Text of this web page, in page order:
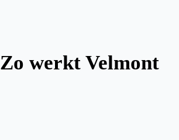
Zo werkt Velmont